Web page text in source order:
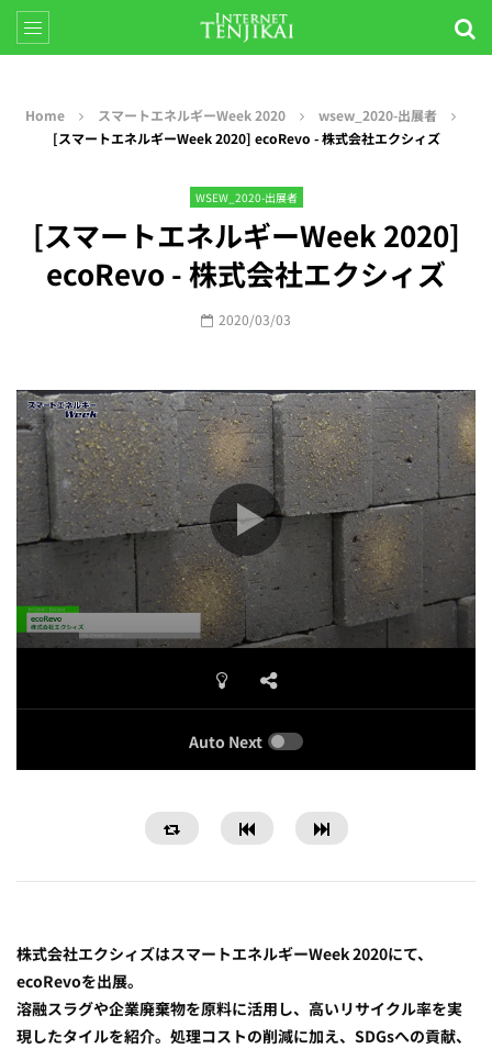
Home スマートエネルギーWeek 2020
wsew_2020-出展者
[スマートエネルギーWeek 2020] ecoRevo - 株式会社エクシィズ
WSEW_2020-出展者
[スマートエネルギーWeek 2020]
ecoRevo - 株式会社エクシィズ
2020/03/03
Auto Next
株式会社エクシィズはスマートエネルギーWeek 2020にて、
ecoRevoを出展。
溶融スラグや企業廃棄物を原料に活用し、高いリサイクル率を実
現したタイルを紹介。処理コストの削減に加え、SDGsへの貢献、